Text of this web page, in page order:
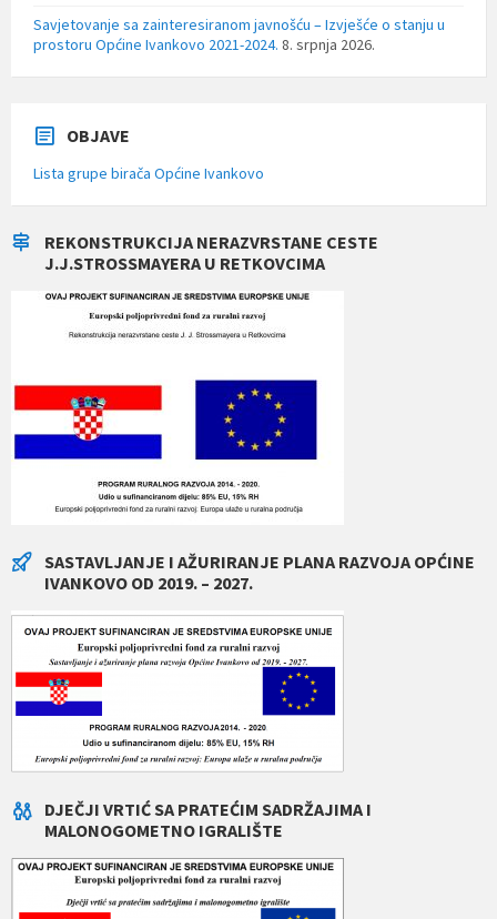
Savjetovanje sa zainteresiranom javnošću – Izvješće o stanju u
prostoru Općine Ivankovo 2021-2024. 8. srpnja 2026.
OBJAVE
Lista grupe birača Općine Ivankovo
REKONSTRUKCIJA NERAZVRSTANE CESTE
J.J.STROSSMAYERA U RETKOVCIMA
SASTAVLJANJE I AŽURIRANJE PLANA RAZVOJA OPĆINE
IVANKOVO OD 2019. – 2027.
DJEČJI VRTIĆ SA PRATEĆIM SADRŽAJIMA I
MALONOGOMETNO IGRALIŠTE